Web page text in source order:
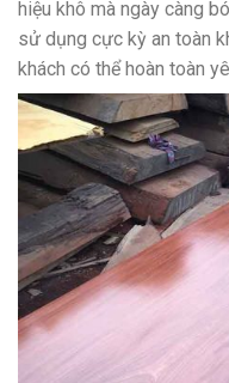
hiệu khô mà ngày càng
sử dụng cực kỳ an toàn
khách có thể hoàn toàn